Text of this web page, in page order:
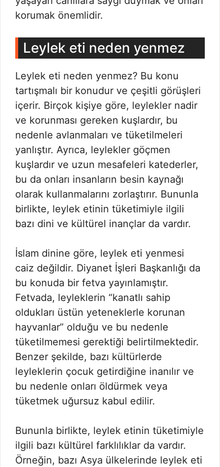
korumak önemlidir.
Leylek eti neden yenmez
Leylek eti neden yenmez? Bu konu
tartışmalı bir konudur ve çeşitli görüşleri
içerir. Birçok kişiye göre, leylekler nadir
ve korunması gereken kuşlardır, bu
nedenle avlanmaları ve tüketilmeleri
yanlıştır. Ayrıca, leylekler göçmen
kuşlardır ve uzun mesafeleri katederler,
bu da onları insanların besin kaynağı
olarak kullanmalarını zorlaştırır. Bununla
birlikte, leylek etinin tüketimiyle ilgili
bazı dini ve kültürel inançlar da vardır.
İslam dinine göre, leylek eti yenmesi
caiz değildir. Diyanet İşleri Başkanlığı da
bu konuda bir fetva yayınlamıştır.
Fetvada, leyleklerin “kanatlı sahip
oldukları üstün yeteneklerle korunan
hayvanlar” olduğu ve bu nedenle
tüketilmemesi gerektiği belirtilmektedir.
Benzer şekilde, bazı kültürlerde
leyleklerin çocuk getirdiğine inanılır ve
bu nedenle onları öldürmek veya
tüketmek uğursuz kabul edilir.
Bununla birlikte, leylek etinin tüketimiyle
ilgili bazı kültürel farklılıklar da vardır.
Örneğin, bazı Asya ülkelerinde leylek eti